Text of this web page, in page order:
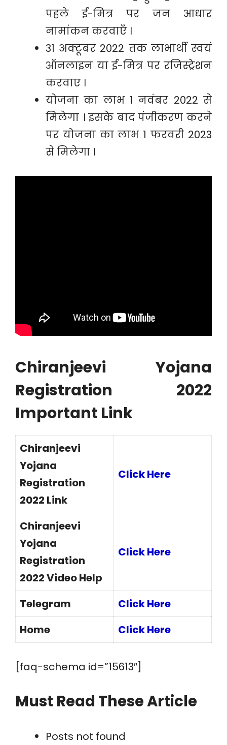
पहले ई-मित्र पर जन आधार
नामांकन करवाएँ ।
31 अक्टूबर 2022 तक लाभार्थी स्वयं
ऑनलाइन या ई-मित्र पर रजिस्ट्रेशन
करवाए ।
योजना का लाभ 1 नवंबर 2022 से
मिलेगा । इसके बाद पंजीकरण करने
पर योजना का लाभ 1 फरवरी 2023
से मिलेगा ।
Chiranjeevi Yojana
Registration 2022
Important Link
Chiranjeevi
Yojana
Registration
2022 Link
Click Here
Chiranjeevi
Yojana
Registration
2022 Video Help
Click Here
Telegram
Click Here
Home
Click Here
[faq-schema id=”15613″]
Must Read These Article
Posts not found